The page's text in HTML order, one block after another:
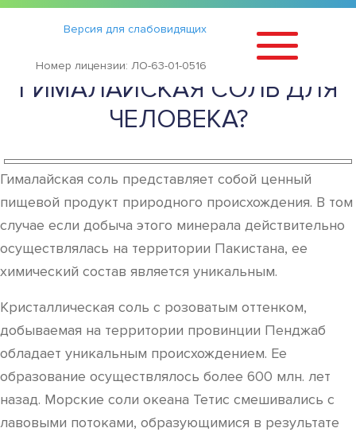
Версия для слабовидящих
Номер лицензии: ЛО-63-01-0516
Статьи ›
ЧЕМ ПОЛЕЗНА РОЗОВАЯ
ГИМАЛАЙСКАЯ СОЛЬ ДЛЯ
ЧЕЛОВЕКА?
Гималайская соль представляет собой ценный
пищевой продукт природного происхождения. В том
случае если добыча этого минерала действительно
осуществлялась на территории Пакистана, ее
химический состав является уникальным.
Кристаллическая соль с розоватым оттенком,
добываемая на территории провинции Пенджаб
обладает уникальным происхождением. Ее
образование осуществлялось более 600 млн. лет
назад. Морские соли океана Тетис смешивались с
лавовыми потоками, образующимися в результате